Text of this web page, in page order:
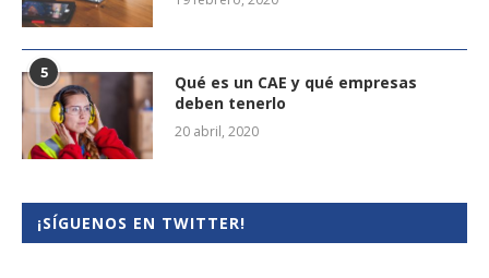
5
Qué es un CAE y qué empresas
deben tenerlo
20 abril, 2020
¡SÍGUENOS EN TWITTER!